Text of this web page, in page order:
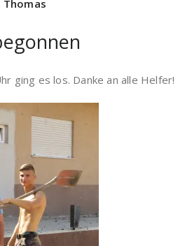
Thomas
ging es los. Danke an alle Helfer!